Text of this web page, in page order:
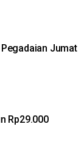
Jumat
Rp29.000